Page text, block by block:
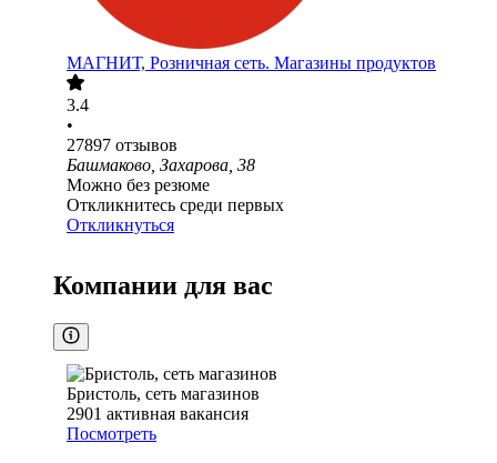
МАГНИТ, Розничная сеть. Магазины продуктов
3.4
•
27897 отзывов
Башмаково, Захарова, 38
Можно без резюме
Откликнитесь среди первых
Откликнуться
Компании для вас
Бристоль, сеть магазинов
2901 активная вакансия
Посмотреть